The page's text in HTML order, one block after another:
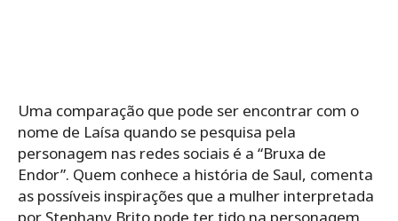
Uma comparação que pode ser encontrar com o
nome de Laísa quando se pesquisa pela
personagem nas redes sociais é a “Bruxa de
Endor”. Quem conhece a história de Saul, comenta
as possíveis inspirações que a mulher interpretada
por Stephany Brito pode ter tido na personagem